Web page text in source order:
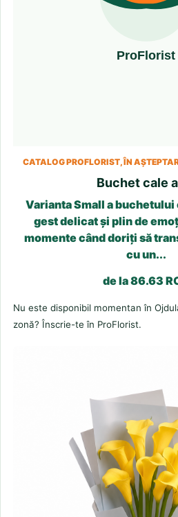
CATALOG PROFLORIST, ÎN
Buchet cale
Varianta Small a buchetului
gest delicat și plin de
momente când doriți să
cu un...
de la 86.63
Nu este disponibil momentan în
zonă? Înscrie-te în ProFlorist.